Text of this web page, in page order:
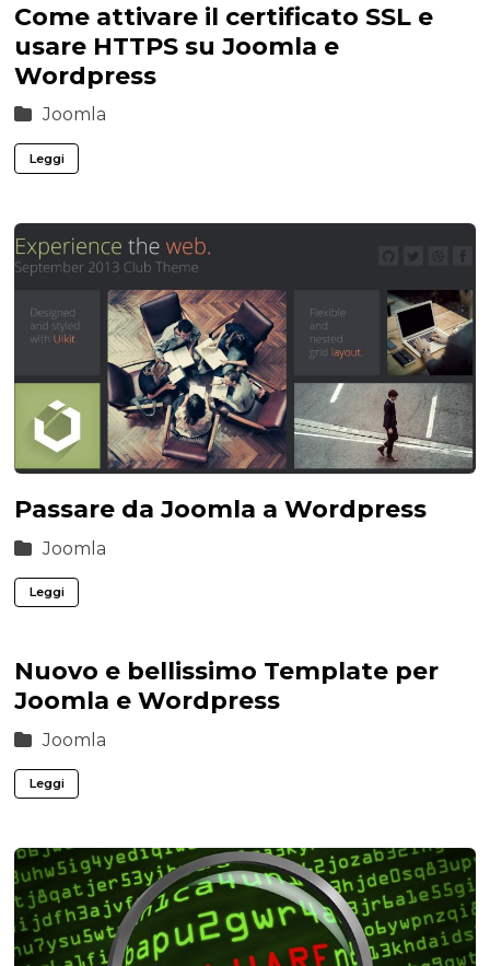
Come attivare il certificato SSL e
usare HTTPS su Joomla e
Wordpress
Joomla
Leggi
Passare da Joomla a Wordpress
Joomla
Leggi
Nuovo e bellissimo Template per
Joomla e Wordpress
Joomla
Leggi